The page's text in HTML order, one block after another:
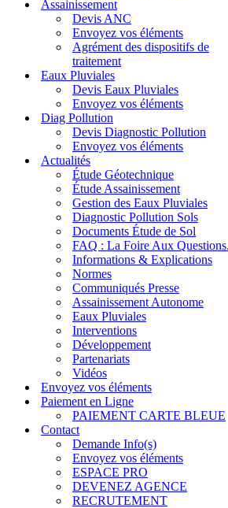
Assainissement
Devis ANC
Envoyez vos éléments
Agrément des dispositifs de
traitement
Eaux Pluviales
Devis Eaux Pluviales
Envoyez vos éléments
Diag Pollution
Devis Diagnostic Pollution
Envoyez vos éléments
Actualités
Étude Géotechnique
Étude Assainissement
Gestion des Eaux Pluviales
Diagnostic Pollution Sols
Documents Étude de Sol
FAQ : La Foire Aux Questions.
Informations & Explications
Normes
Communiqués Presse
Assainissement Autonome
Eaux Pluviales
Interventions
Développement
Partenariats
Vidéos
Envoyez vos éléments
Paiement en Ligne
PAIEMENT CARTE BLEUE
Contact
Demande Info(s)
Envoyez vos éléments
ESPACE PRO
DEVENEZ AGENCE
RECRUTEMENT